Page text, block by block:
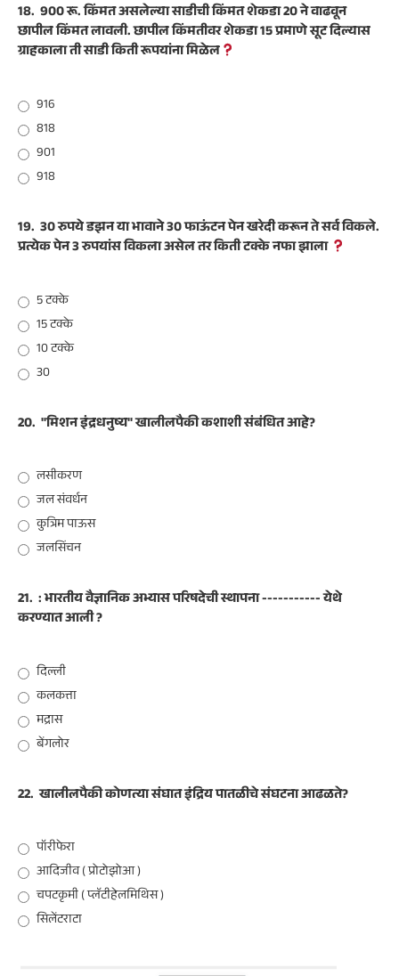
18. 900 रू. किंमत असलेल्या साडीची किंमत शेकडा 20 ने वाढवून
छापील किंमत लावली. छापील किंमतीवर शेकडा 15 प्रमाणे सूट दिल्यास
ग्राहकाला ती साडी किती रूपयांना मिळेल
916
818
901
918
19. 30 रुपये डझन या भावाने 30 फाऊंटन पेन खरेदी करून ते सर्व विकले.
प्रत्येक पेन 3 रुपयांस विकला असेल तर किती टक्के नफा झाला
5 टक्के
15 टक्के
10 टक्के
30
20. "मिशन इंद्रधनुष्य" खालीलपैकी कशाशी संबंधित आहे?
लसीकरण
जल संवर्धन
कुत्रिम पाऊस
जलसिंचन
21. : भारतीय वैज्ञानिक अभ्यास परिषदेची स्थापना ----------- येथे
करण्यात आली ?
दिल्ली
कलकत्ता
मद्रास
बेंगलोर
22. खालीलपैकी कोणत्या संघात इंद्रिय पातळीचे संघटना आढळते?
पॉरीफेरा
आदिजीव ( प्रोटोझोआ )
चपटकृमी ( प्लॅटीहेलमिथिस )
सिलेंटराटा